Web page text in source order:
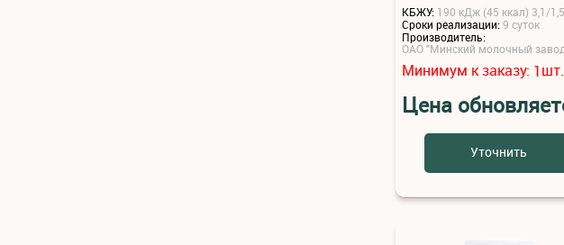
КБЖУ: 190 кДж (45 ккал) 3,1/
Сроки реализации:9 суток
Производитель:
ОАО "Минский молочный
Минимум к заказу: 1шт.
Цена
Уточнить